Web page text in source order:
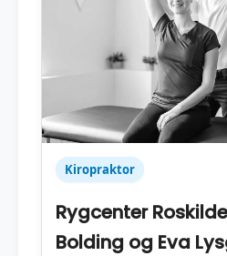
Kiropraktor
Rygcenter
Bolding og Eva